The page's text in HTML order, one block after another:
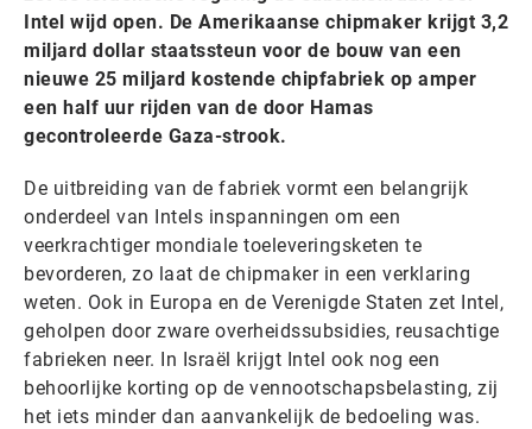
Intel wijd open. De Amerikaanse chipmaker krijgt 3,2
miljard dollar staatssteun voor de bouw van een
nieuwe 25 miljard kostende chipfabriek op amper
een half uur rijden van de door Hamas
gecontroleerde Gaza-strook.
De uitbreiding van de fabriek vormt een belangrijk
onderdeel van Intels inspanningen om een
veerkrachtiger mondiale toeleveringsketen te
bevorderen, zo laat de chipmaker in een verklaring
weten. Ook in Europa en de Verenigde Staten zet Intel,
geholpen door zware overheidssubsidies, reusachtige
fabrieken neer. In Israël krijgt Intel ook nog een
behoorlijke korting op de vennootschapsbelasting, zij
het iets minder dan aanvankelijk de bedoeling was.